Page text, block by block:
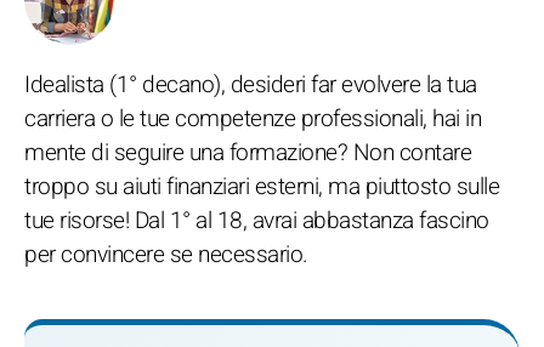
Idealista (1° decano), desideri far evolvere la tua
carriera o le tue competenze professionali, hai in
mente di seguire una formazione? Non contare
troppo su aiuti finanziari esterni, ma piuttosto sulle
tue risorse! Dal 1° al 18, avrai abbastanza fascino
per convincere se necessario.